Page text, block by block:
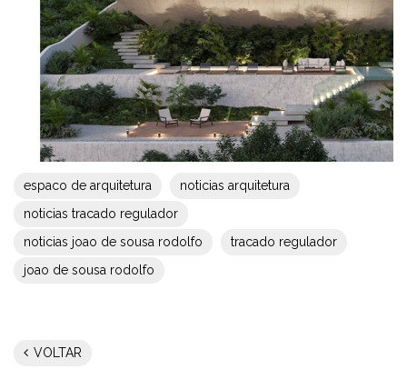
espaco de arquitetura
noticias arquitetura
noticias tracado regulador
noticias joao de sousa rodolfo
tracado regulador
joao de sousa rodolfo
VOLTAR